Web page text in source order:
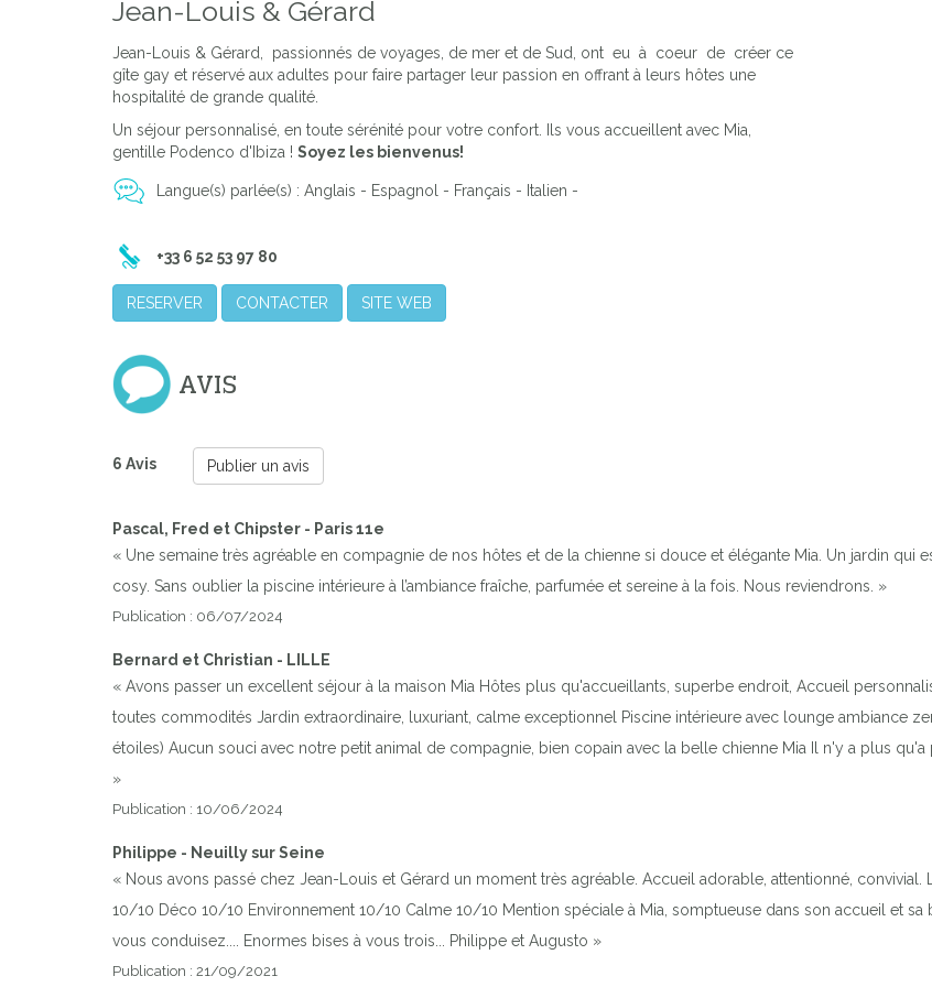
Jean-Louis & Gérard
Jean-Louis & Gérard, passionnés de voyages, de mer et de Sud, ont eu à coeur de créer ce
gîte gay et réservé aux adultes pour faire partager leur passion en offrant à leurs hôtes une
hospitalité de grande qualité.
Un séjour personnalisé, en toute sérénité pour votre confort. Ils vous accueillent avec Mia,
gentille Podenco d'Ibiza ! Soyez les bienvenus!
Langue(s) parlée(s) : Anglais - Espagnol - Français - Italien -
+33 6 52 53 97 80
RESERVER CONTACTER SITE WEB
AVIS
6 Avis Publier un avis
Pascal, Fred et Chipster - Paris 11e
« Une semaine très agréable en compagnie de nos hôtes et de la chienne si douce et élégante Mia. Un jardin qui
cosy. Sans oublier la piscine intérieure à l’ambiance fraîche, parfumée et sereine à la fois. Nous reviendrons. »
Publication : 06/07/2024
Bernard et Christian - LILLE
« Avons passer un excellent séjour à la maison Mia Hôtes plus qu'accueillants, superbe endroit, Accueil
toutes commodités Jardin extraordinaire, luxuriant, calme exceptionnel Piscine intérieure avec lounge ambiance
étoiles) Aucun souci avec notre petit animal de compagnie, bien copain avec la belle chienne Mia Il n'y a plus
»
Publication : 10/06/2024
Philippe - Neuilly sur Seine
« Nous avons passé chez Jean-Louis et Gérard un moment très agréable. Accueil adorable, attentionné,
10/10 Déco 10/10 Environnement 10/10 Calme 10/10 Mention spéciale à Mia, somptueuse dans son accueil et sa
vous conduisez.... Enormes bises à vous trois... Philippe et Augusto »
Publication : 21/09/2021